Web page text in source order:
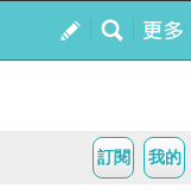
我的
訂閱